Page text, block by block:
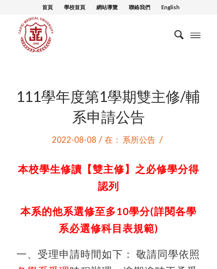
首頁 學校首頁 網站導覽 聯絡我們 English
111學年度第1學期雙主修/輔
系申請公告
2022-08-08 / 在： 系所公告 /
本校學生修讀【雙主修】之必修學分得
認列
本系的他系選修至多10學分(詳閱各學
系必選修科目表規範)
一、受理申請時間如下： 敬請同學依照